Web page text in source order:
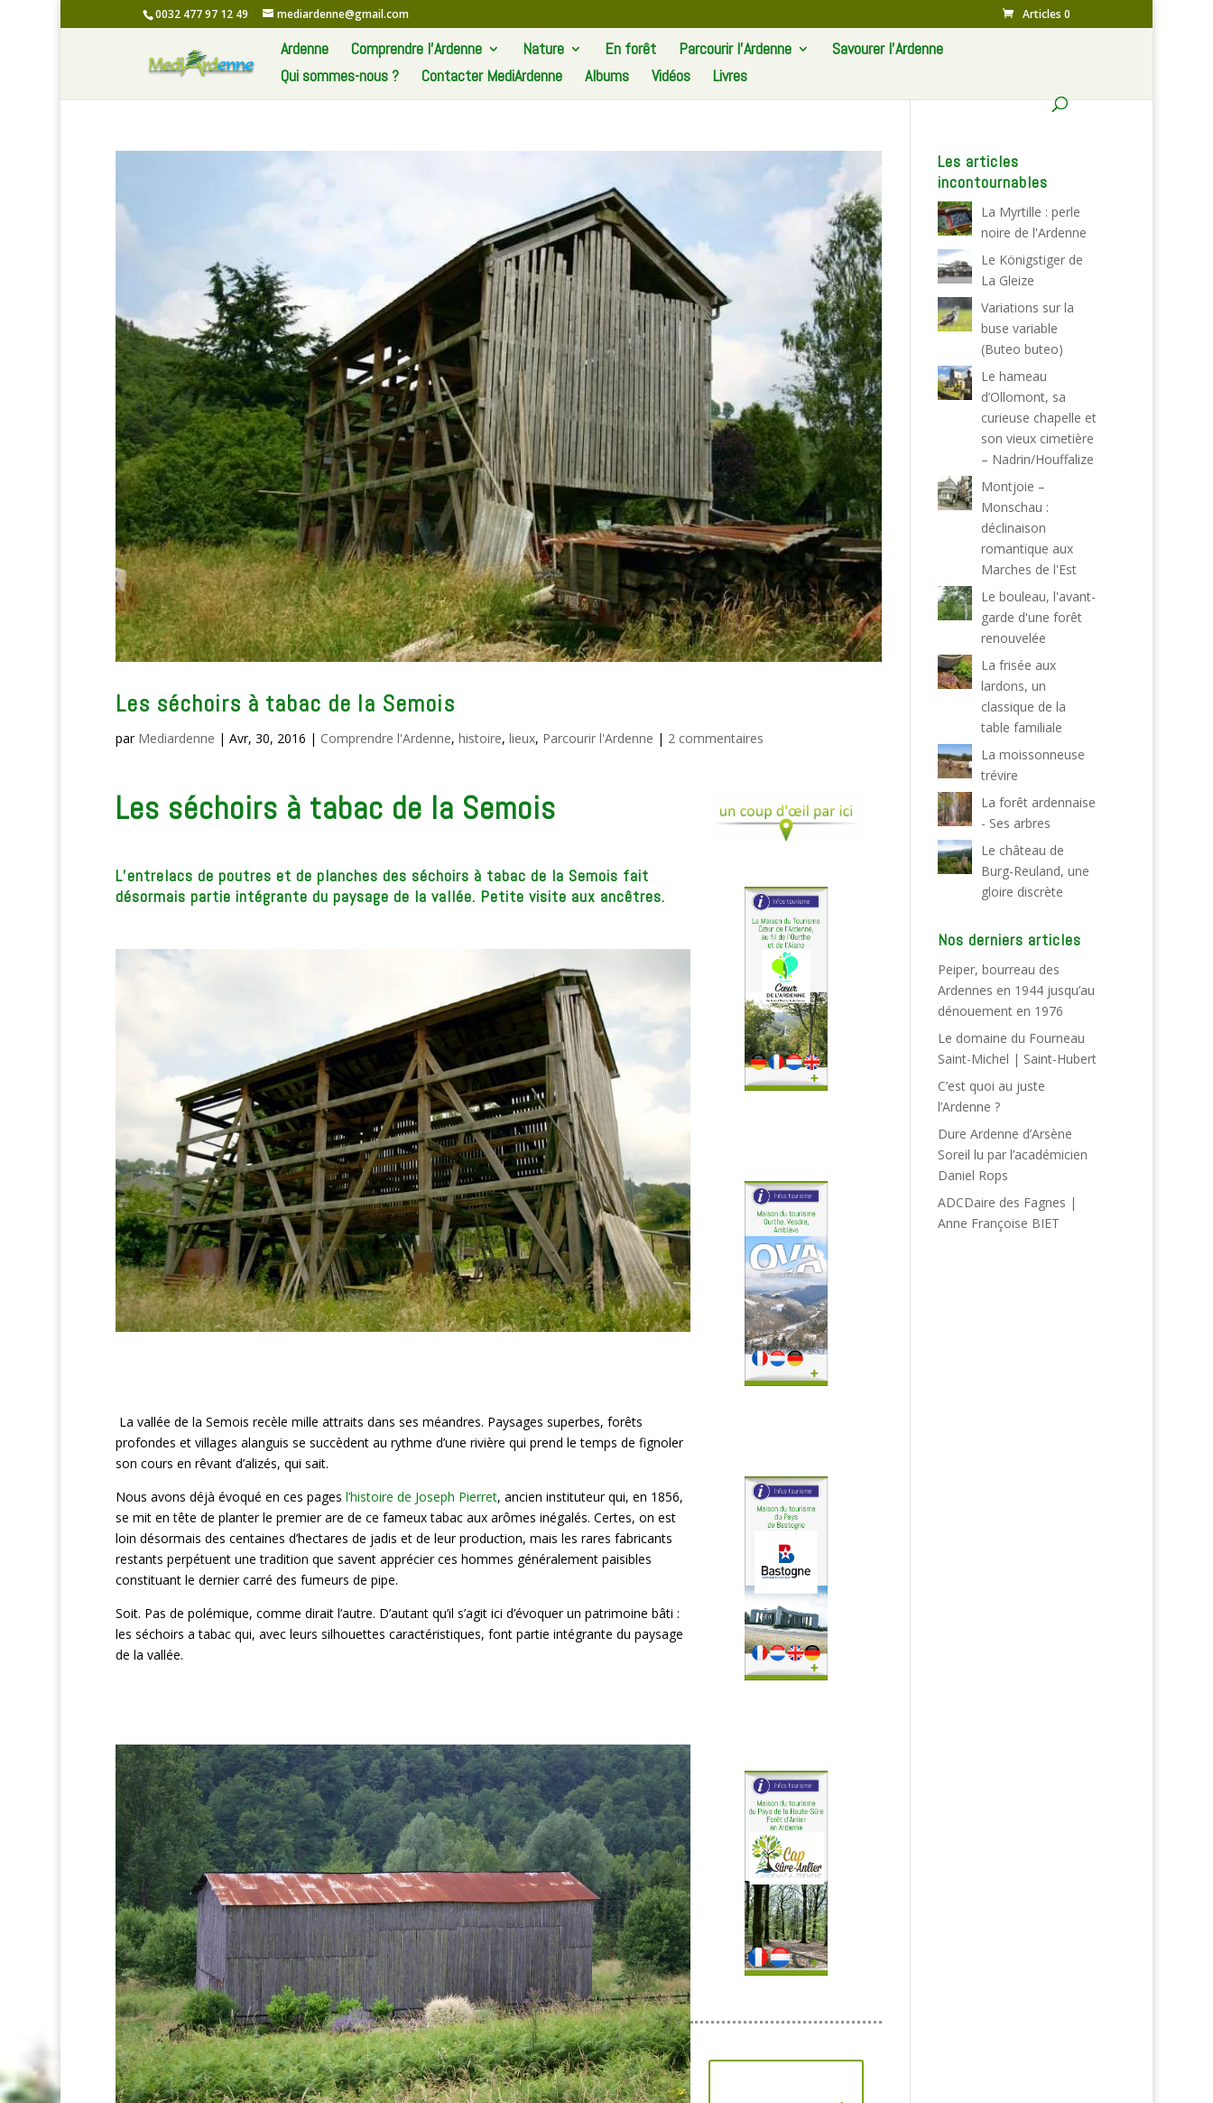
0032 477 97 12 49 mediardenne@gmail.com Articles 0
Ardenne Comprendre l’Ardenne Nature En forêt Parcourir l’Ardenne
Savourer l’Ardenne
Qui sommes-nous ?
Contacter MediArdenne Albums Vidéos Livres
Les séchoirs à tabac de la Semois
par Mediardenne | Avr, 30, 2016 | Comprendre l'Ardenne, histoire, lieux, Parcourir l'Ardenne | 2 commentaires
Les séchoirs à tabac de la Semois
L’entrelacs de poutres et de planches des séchoirs à tabac de la Semois fait
désormais partie intégrante du paysage de la vallée. Petite visite aux ancêtres.
La vallée de la Semois recèle mille attraits dans ses méandres. Paysages superbes, forêts
profondes et villages alanguis se succèdent au rythme d’une rivière qui prend le temps de fignoler
son cours en rêvant d’alizés, qui sait.
Nous avons déjà évoqué en ces pages l’histoire de Joseph Pierret, ancien instituteur qui, en 1856,
se mit en tête de planter le premier are de ce fameux tabac aux arômes inégalés. Certes, on est
loin désormais des centaines d’hectares de jadis et de leur production, mais les rares fabricants
restants perpétuent une tradition que savent apprécier ces hommes généralement paisibles
constituant le dernier carré des fumeurs de pipe.
Soit. Pas de polémique, comme dirait l’autre. D’autant qu’il s’agit ici d’évoquer un patrimoine bâti :
les séchoirs a tabac qui, avec leurs silhouettes caractéristiques, font partie intégrante du paysage
de la vallée.
Les articles
incontournables
La Myrtille : perle
noire de l'Ardenne
Le Königstiger de
La Gleize
Variations sur la
buse variable
(Buteo buteo)
Le hameau
d’Ollomont, sa
curieuse chapelle et
son vieux cimetière
– Nadrin/Houffalize
Montjoie –
Monschau :
déclinaison
romantique aux
Marches de l'Est
Le bouleau, l'avant-
garde d'une forêt
renouvelée
La frisée aux
lardons, un
classique de la
table familiale
La moissonneuse
trévire
La forêt ardennaise
- Ses arbres
Le château de
Burg-Reuland, une
gloire discrète
Nos derniers articles
Peiper, bourreau des
Ardennes en 1944 jusqu’au
dénouement en 1976
Le domaine du Fourneau
Saint-Michel | Saint-Hubert
C’est quoi au juste
l’Ardenne ?
Dure Ardenne d’Arsène
Soreil lu par l’académicien
Daniel Rops
ADCDaire des Fagnes |
Anne Françoise BIET